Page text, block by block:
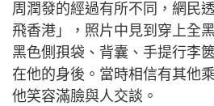
周潤發的經過有所不同，網民
飛香港」，照片中見到穿上全
黑色側孭袋、背囊、手提行李
在他的身後。當時相信有其他
他笑容滿臉與人交談。